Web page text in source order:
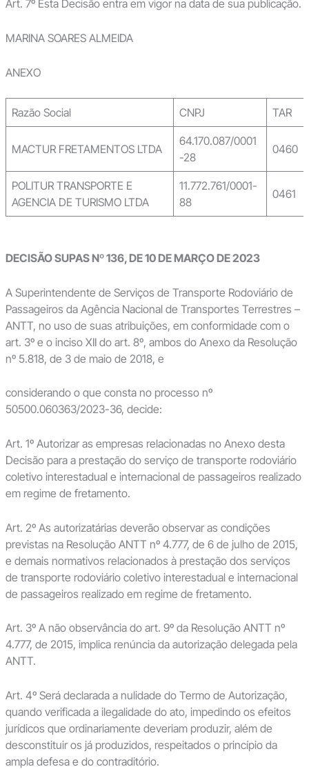
Art. 7º Esta Decisão entra em vigor na data de sua publicação.
MARINA SOARES ALMEIDA
ANEXO
Razão Social CNPJ TAR
MACTUR FRETAMENTOS LTDA
64.170.087/0001
-28
0460
POLITUR TRANSPORTE E
AGENCIA DE TURISMO LTDA
11.772.761/0001-
88
0461
DECISÃO SUPAS Nº 136, DE 10 DE MARÇO DE 2023
A Superintendente de Serviços de Transporte Rodoviário de
Passageiros da Agência Nacional de Transportes Terrestres –
ANTT, no uso de suas atribuições, em conformidade com o
art. 3º e o inciso XII do art. 8º, ambos do Anexo da Resolução
nº 5.818, de 3 de maio de 2018, e
considerando o que consta no processo nº
50500.060363/2023-36, decide:
Art. 1º Autorizar as empresas relacionadas no Anexo desta
Decisão para a prestação do serviço de transporte rodoviário
coletivo interestadual e internacional de passageiros realizado
em regime de fretamento.
Art. 2º As autorizatárias deverão observar as condições
previstas na Resolução ANTT nº 4.777, de 6 de julho de 2015,
e demais normativos relacionados à prestação dos serviços
de transporte rodoviário coletivo interestadual e internacional
de passageiros realizado em regime de fretamento.
Art. 3º A não observância do art. 9º da Resolução ANTT nº
4.777, de 2015, implica renúncia da autorização delegada pela
ANTT.
Art. 4º Será declarada a nulidade do Termo de Autorização,
quando verificada a ilegalidade do ato, impedindo os efeitos
jurídicos que ordinariamente deveriam produzir, além de
desconstituir os já produzidos, respeitados o princípio da
ampla defesa e do contraditório.